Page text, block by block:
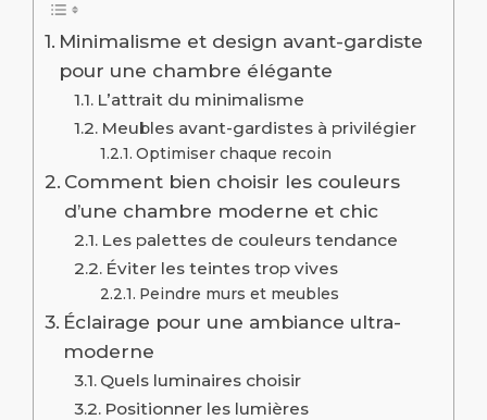
Minimalisme et design avant-gardiste
pour une chambre élégante
L’attrait du minimalisme
Meubles avant-gardistes à privilégier
Optimiser chaque recoin
Comment bien choisir les couleurs
d’une chambre moderne et chic
Les palettes de couleurs tendance
Éviter les teintes trop vives
Peindre murs et meubles
Éclairage pour une ambiance ultra-
moderne
Quels luminaires choisir
Positionner les lumières